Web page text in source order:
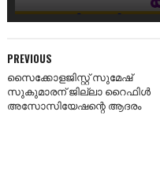
PREVIOUS
സൈക്കോളജിസ്റ്റ് സുമേഷ്
സുകുമാരന് ജില്ലാ റൈഫിൾ
അസോസിയേഷന്റെ ആദരം